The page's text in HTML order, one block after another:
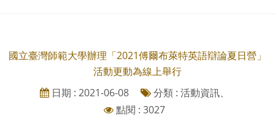
國立臺灣師範大學辦理「2021傅爾布萊特英語辯論夏日營」
活動更動為線上舉行
日期 : 2021-06-08
分類 : 活動資訊、
點閱 : 3027